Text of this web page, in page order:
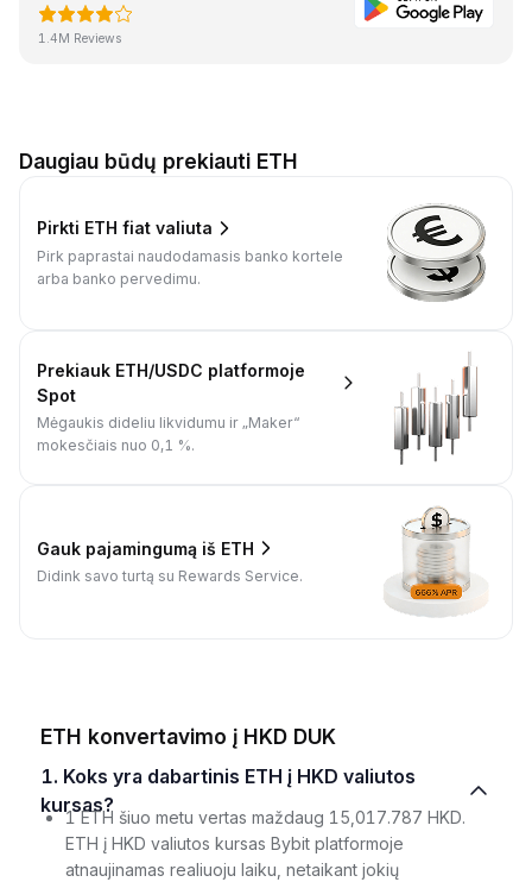
1.4M Reviews
Daugiau būdų prekiauti ETH
Pirkti ETH fiat valiuta
Pirk paprastai naudodamasis banko kortele
arba banko pervedimu.
Prekiauk ETH/USDC platformoje
Spot
Mėgaukis dideliu likvidumu ir „Maker“
mokesčiais nuo 0,1 %.
Gauk pajamingumą iš ETH
Didink savo turtą su Rewards Service.
ETH konvertavimo į HKD DUK
1. Koks yra dabartinis ETH į HKD valiutos
kursas?
1 ETH šiuo metu vertas maždaug 15,017.787 HKD.
ETH į HKD valiutos kursas Bybit platformoje
atnaujinamas realiuoju laiku, netaikant jokių